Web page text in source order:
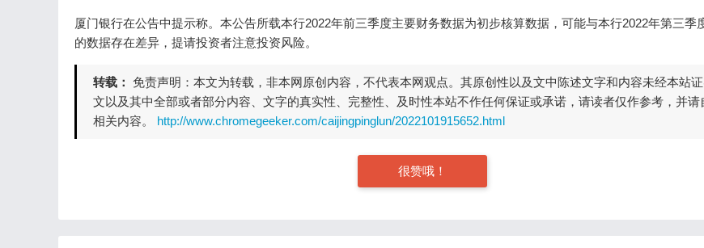
厦门银行在公告中提示称。本公告所载本行2022年前三季度主要财务数据为初步核算数据，可能与本行2022年第三季
的数据存在差异，提请投资者注意投资风险。
转载： 免责声明：本文为转载，非本网原创内容，不代表本网观点。其原创性以及文中陈述文字和内容未经本站
文以及其中全部或者部分内容、文字的真实性、完整性、及时性本站不作任何保证或承诺，请读者仅作参考，并请
相关内容。 http://www.chromegeeker.com/caijingpinglun/2022101915652.html
很赞哦！